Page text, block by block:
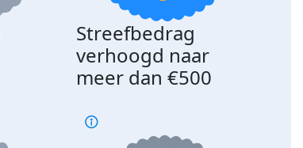
Streefbedrag
verhoogd naar
meer dan €500